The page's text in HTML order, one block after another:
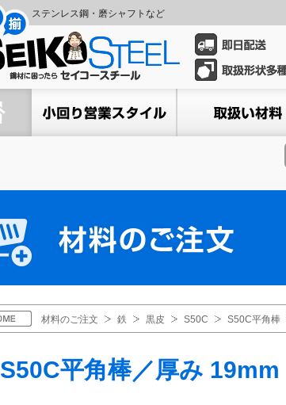
ステンレス鋼・磨シャフトなど
材料のご注文 鉄 黒皮 S50C S50C平角棒
S50C平角棒／厚み 19mm